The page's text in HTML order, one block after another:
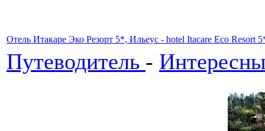
Отель Итакаре Эко Резорт 5*, Ильеус - hotel Itacare Eco Resort
Путеводитель -